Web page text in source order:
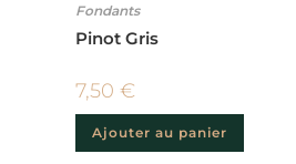
Fondants
Pinot Gris
7,50€
Ajouter au panier